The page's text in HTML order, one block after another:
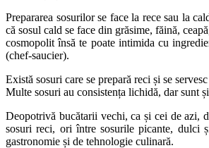
Prepararea sosurilor se face la rece sau la
că sosul cald se face din grăsime, făină,
cosmopolit însă te poate intimida cu
(chef-saucier).
Există sosuri care se prepară reci și se
Multe sosuri au consistența lichidă, dar sunt
Deopotrivă bucătarii vechi, ca și cei de azi,
sosuri reci, ori între sosurile picante, dulci
gastronomie și de tehnologie culinară.